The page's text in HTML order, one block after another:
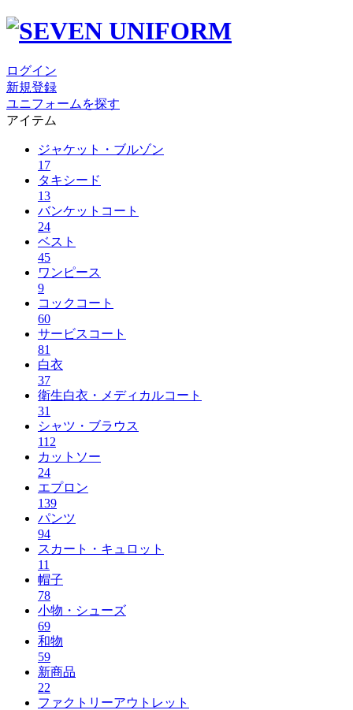
ログイン
新規登録
ユニフォームを探す
アイテム
ジャケット・ブルゾン
17
タキシード
13
バンケットコート
24
ベスト
45
ワンピース
9
コックコート
60
サービスコート
81
白衣
37
衛生白衣・メディカルコート
31
シャツ・ブラウス
112
カットソー
24
エプロン
139
パンツ
94
スカート・キュロット
11
帽子
78
小物・シューズ
69
和物
59
新商品
22
ファクトリーアウトレット